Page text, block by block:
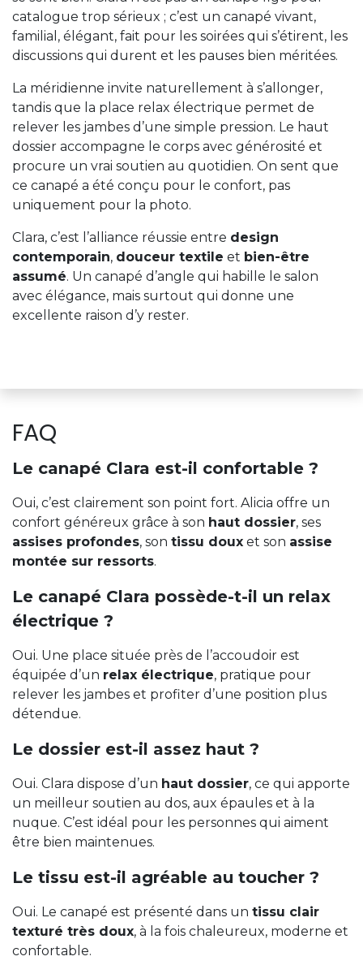
catalogue trop sérieux ; c’est un canapé vivant,
familial, élégant, fait pour les soirées qui s’étirent, les
discussions qui durent et les pauses bien méritées.
La méridienne invite naturellement à s’allonger,
tandis que la place relax électrique permet de
relever les jambes d’une simple pression. Le haut
dossier accompagne le corps avec générosité et
procure un vrai soutien au quotidien. On sent que
ce canapé a été conçu pour le confort, pas
uniquement pour la photo.
Clara, c’est l’alliance réussie entre design
contemporain, douceur textile et bien-être
assumé. Un canapé d’angle qui habille le salon
avec élégance, mais surtout qui donne une
excellente raison d’y rester.
FAQ
Le canapé Clara est-il confortable ?
Oui, c’est clairement son point fort. Alicia offre un
confort généreux grâce à son haut dossier, ses
assises profondes, son tissu doux et son assise
montée sur ressorts.
Le canapé Clara possède-t-il un relax
électrique ?
Oui. Une place située près de l’accoudoir est
équipée d’un relax électrique, pratique pour
relever les jambes et profiter d’une position plus
détendue.
Le dossier est-il assez haut ?
Oui. Clara dispose d’un haut dossier, ce qui apporte
un meilleur soutien au dos, aux épaules et à la
nuque. C’est idéal pour les personnes qui aiment
être bien maintenues.
Le tissu est-il agréable au toucher ?
Oui. Le canapé est présenté dans un tissu clair
texturé très doux, à la fois chaleureux, moderne et
confortable.